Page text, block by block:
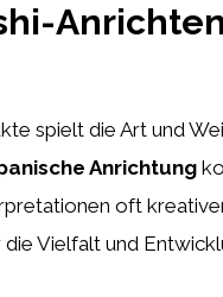
spielt die Art und
Anrichtung
oft
Vielfalt und